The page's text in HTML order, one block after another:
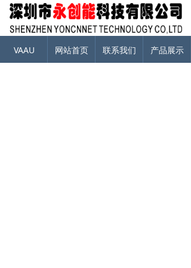
VAAU 网站首页 联系我们 产品展示